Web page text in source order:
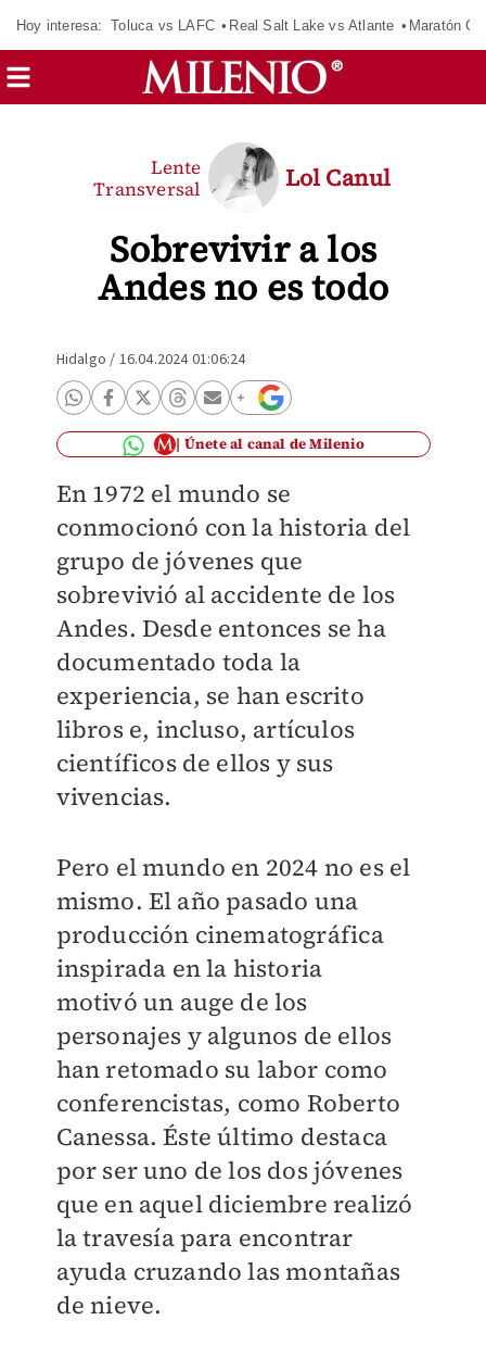
Hoy interesa: Toluca vs LAFC Real Salt Lake vs Atlante Maratón
Sobrevivir a los
Andes no es todo
Lente
Transversal
Lol Canul
Hidalgo / 16.04.2024 01:06:24
Únete al canal de Milenio
En 1972 el mundo se
conmocionó con la historia del
grupo de jóvenes que
sobrevivió al accidente de los
Andes. Desde entonces se ha
documentado toda la
experiencia, se han escrito
libros e, incluso, artículos
científicos de ellos y sus
vivencias.
Pero el mundo en 2024 no es el
mismo. El año pasado una
producción cinematográfica
inspirada en la historia
motivó un auge de los
personajes y algunos de ellos
han retomado su labor como
conferencistas, como Roberto
Canessa. Éste último destaca
por ser uno de los dos jóvenes
que en aquel diciembre realizó
la travesía para encontrar
ayuda cruzando las montañas
de nieve.